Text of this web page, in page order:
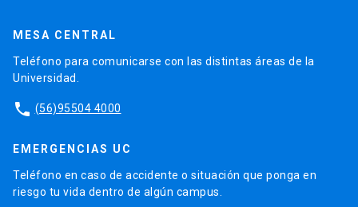
MESA CENTRAL
Teléfono para comunicarse con las distintas áreas de la
Universidad.
phone (56)95504 4000
EMERGENCIAS UC
Teléfono en caso de accidente o situación que ponga en
riesgo tu vida dentro de algún campus.